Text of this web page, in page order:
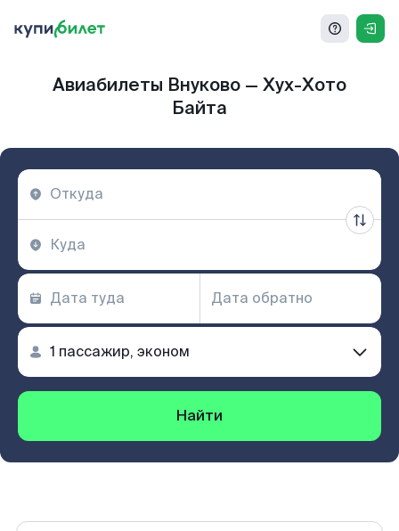
Авиабилеты Внуково — Хух-Хото
Байта
Найти